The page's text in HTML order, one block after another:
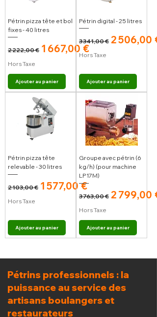
Pétrin pizza tête et bol
fixes - 40 litres
Prix original
2 222,00 € Prix promotionnel
1 667,00 €
Hors Taxe
Ajouter au panier
Pétrin digital - 25 litres
Prix original
3 341,00 € Prix
2 506,00 €
Hors Taxe
Ajouter au panier
Pétrin pizza tête
relevable - 30 litres
Prix original
2 103,00 € Prix promotionnel
1 577,00 €
Hors Taxe
Ajouter au panier
Groupe avec pétrin (6
kg/h) (pour machine
LP17M)
Prix original
3 763,00 € Prix
2 799,00 €
Hors Taxe
Ajouter au panier
Pétrins professionnels : la
puissance au service des
artisans boulangers et
restaurateurs